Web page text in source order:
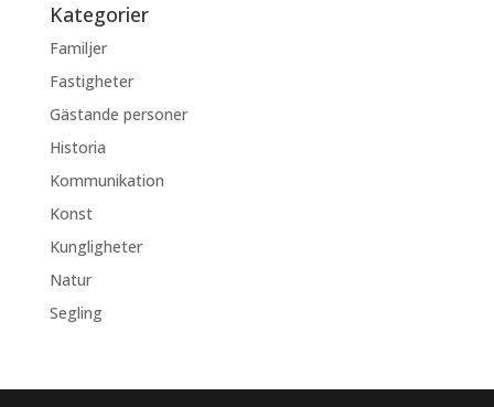
Kategorier
Familjer
Fastigheter
Gästande personer
Historia
Kommunikation
Konst
Kungligheter
Natur
Segling